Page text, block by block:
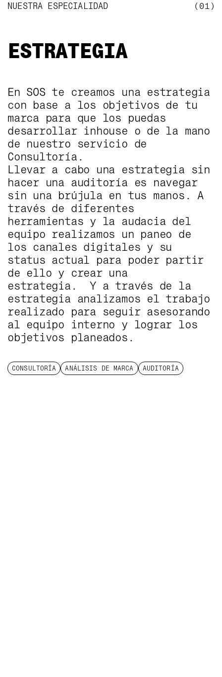
NUESTRA ESPECIALIDAD (01)
ESTRATEGIA
En SOS te creamos una estrategia
con base a los objetivos de tu
marca para que los puedas
desarrollar inhouse o de la mano
de nuestro servicio de
Consultoría.
Llevar a cabo una estrategia sin
hacer una auditoría es navegar
sin una brújula en tus manos. A
través de diferentes
herramientas y la audacia del
equipo realizamos un paneo de
los canales digitales y su
status actual para poder partir
de ello y crear una
estrategia. Y a través de la
estrategia analizamos el trabajo
realizado para seguir asesorando
al equipo interno y lograr los
objetivos planeados.
CONSULTORÍA ANÁLISIS DE MARCA AUDITORÍA